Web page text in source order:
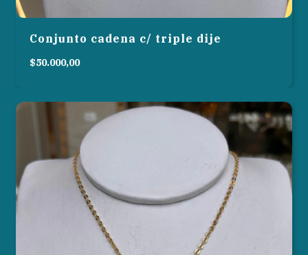
Conjunto cadena c/ triple dije
$50.000,00